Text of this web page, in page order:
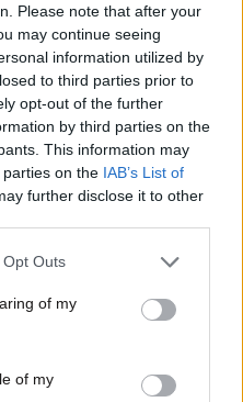
Please note that after your
may continue seeing
information utilized by
to third parties prior to
opt-out of the further
by third parties on the
This information may
on the IAB’s List of
further disclose it to other
uses one or more Google
behaviour. You may click to
and its third-party tags to
purposes in below Google
Outs
of my
of my